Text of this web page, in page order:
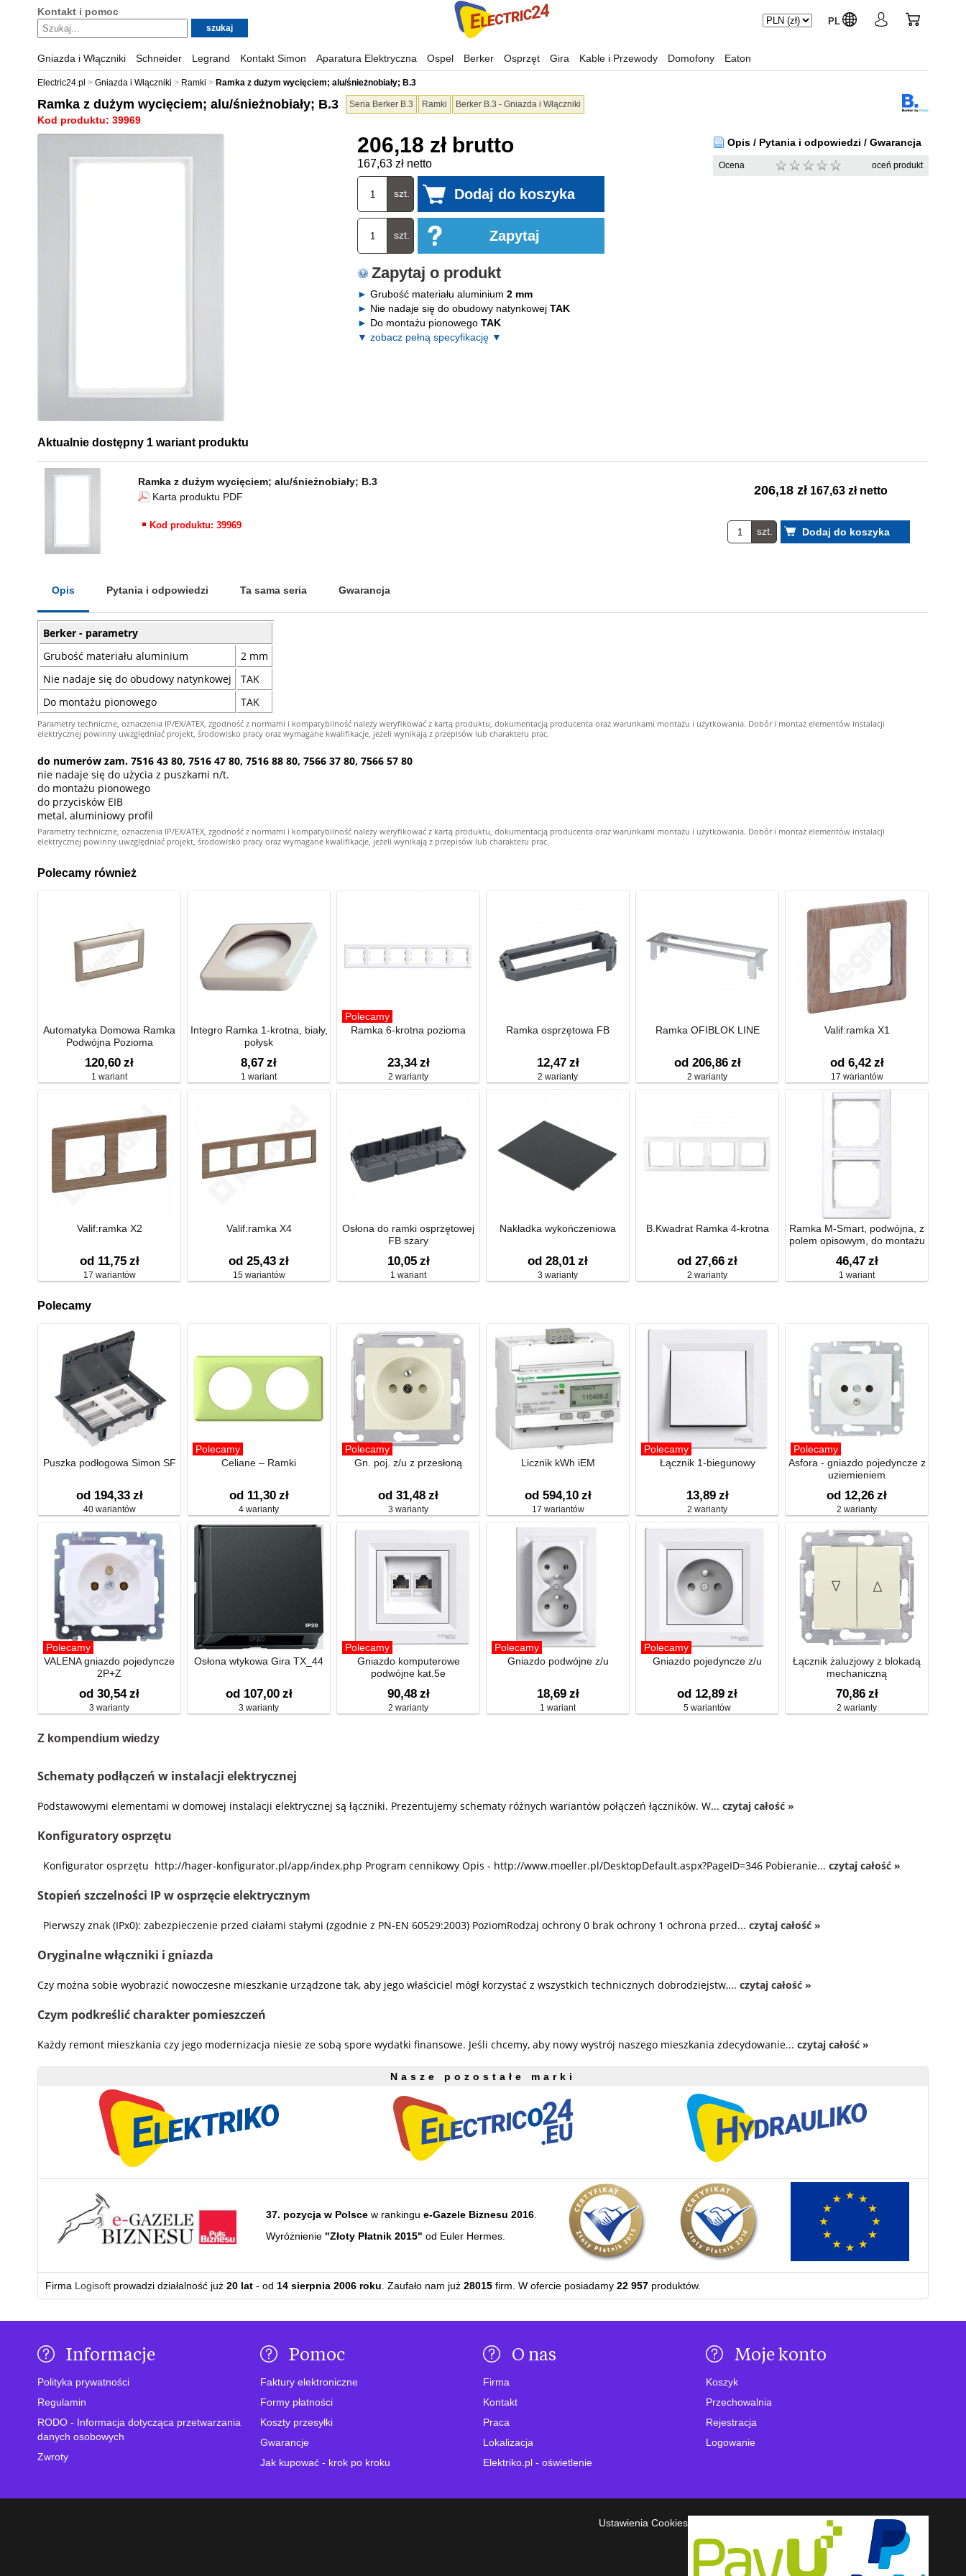
Kontakt i pomoc
PL
Gniazda i Włączniki Schneider Legrand Kontakt Simon Aparatura Elektryczna Ospel Berker Osprzęt Gira Kable i Przewody Domofony Eaton
Electric24.pl Gniazda i Włączniki Ramki Ramka z dużym wycięciem; alu/śnieżnobiały; B.3
Ramka z dużym wycięciem; alu/śnieżnobiały; B.3 Seria Berker B.3 Ramki Berker B.3 - Gniazda i Włączniki
Kod produktu: 39969
206,18 zł brutto
167,63 zł netto
szt.
szt.
Zapytaj o produkt
Grubość materiału aluminium 2 mm
Nie nadaje się do obudowy natynkowej TAK
Do montażu pionowego TAK
▼ zobacz pełną specyfikację ▼
Opis / Pytania i odpowiedzi / Gwarancja
Ocena oceń produkt
Aktualnie dostępny 1 wariant produktu
Ramka z dużym wycięciem; alu/śnieżnobiały; B.3
Karta produktu PDF
Kod produktu: 39969
206,18 zł 167,63 zł netto
szt.
Opis Pytania i odpowiedzi Ta sama seria Gwarancja
Berker - parametry
Grubość materiału aluminium
2 mm
Nie nadaje się do obudowy natynkowej
TAK
Do montażu pionowego
TAK
Parametry techniczne, oznaczenia IP/EX/ATEX, zgodność z normami i kompatybilność należy weryfikować z kartą produktu, dokumentacją producenta oraz warunkami montażu i użytkowania. Dobór i montaż elementów instalacji
elektrycznej powinny uwzględniać projekt, środowisko pracy oraz wymagane kwalifikacje, jeżeli wynikają z przepisów lub charakteru prac.
do numerów zam. 7516 43 80, 7516 47 80, 7516 88 80, 7566 37 80, 7566 57 80
nie nadaje się do użycia z puszkami n/t.
do montażu pionowego
do przycisków EIB
metal, aluminiowy profil
Parametry techniczne, oznaczenia IP/EX/ATEX, zgodność z normami i kompatybilność należy weryfikować z kartą produktu, dokumentacją producenta oraz warunkami montażu i użytkowania. Dobór i montaż elementów instalacji
elektrycznej powinny uwzględniać projekt, środowisko pracy oraz wymagane kwalifikacje, jeżeli wynikają z przepisów lub charakteru prac.
Polecamy również
Automatyka Domowa Ramka
Podwójna Pozioma
120,60 zł
1 wariant
Integro Ramka 1-krotna, biały,
połysk
8,67 zł
1 wariant
Polecamy
Ramka 6-krotna pozioma
23,34 zł
2 warianty
Ramka osprzętowa FB
12,47 zł
2 warianty
Ramka OFIBLOK LINE
od 206,86 zł
2 warianty
Valif:ramka X1
od 6,42 zł
17 wariantów
Valif:ramka X2
od 11,75 zł
17 wariantów
Valif:ramka X4
od 25,43 zł
15 wariantów
Osłona do ramki osprzętowej
FB szary
10,05 zł
1 wariant
Nakładka wykończeniowa
od 28,01 zł
3 warianty
B.Kwadrat Ramka 4-krotna
od 27,66 zł
2 warianty
Ramka M-Smart, podwójna, z
polem opisowym, do montażu
46,47 zł
1 wariant
Polecamy
Puszka podłogowa Simon SF
od 194,33 zł
40 wariantów
Polecamy
Celiane – Ramki
od 11,30 zł
4 warianty
Polecamy
Gn. poj. z/u z przesłoną
od 31,48 zł
3 warianty
Licznik kWh iEM
od 594,10 zł
17 wariantów
Polecamy
Łącznik 1-biegunowy
13,89 zł
2 warianty
Polecamy
Asfora - gniazdo pojedyncze z
uziemieniem
od 12,26 zł
2 warianty
Polecamy
VALENA gniazdo pojedyncze
2P+Z
od 30,54 zł
3 warianty
Osłona wtykowa Gira TX_44
od 107,00 zł
3 warianty
Polecamy
Gniazdo komputerowe
podwójne kat.5e
90,48 zł
2 warianty
Polecamy
Gniazdo podwójne z/u
18,69 zł
1 wariant
Polecamy
Gniazdo pojedyncze z/u
od 12,89 zł
5 wariantów
Łącznik żaluzjowy z blokadą
mechaniczną
70,86 zł
2 warianty
Z kompendium wiedzy
Schematy podłączeń w instalacji elektrycznej
Podstawowymi elementami w domowej instalacji elektrycznej są łączniki. Prezentujemy schematy różnych wariantów połączeń łączników. W... czytaj całość »
Konfiguratory osprzętu
Konfigurator osprzętu http://hager-konfigurator.pl/app/index.php Program cennikowy Opis - http://www.moeller.pl/DesktopDefault.aspx?PageID=346 Pobieranie... czytaj całość »
Stopień szczelności IP w osprzęcie elektrycznym
Pierwszy znak (IPx0): zabezpieczenie przed ciałami stałymi (zgodnie z PN-EN 60529:2003) PoziomRodzaj ochrony 0 brak ochrony 1 ochrona przed... czytaj całość »
Oryginalne włączniki i gniazda
Czy można sobie wyobrazić nowoczesne mieszkanie urządzone tak, aby jego właściciel mógł korzystać z wszystkich technicznych dobrodziejstw,... czytaj całość »
Czym podkreślić charakter pomieszczeń
Każdy remont mieszkania czy jego modernizacja niesie ze sobą spore wydatki finansowe. Jeśli chcemy, aby nowy wystrój naszego mieszkania zdecydowanie... czytaj całość »
Nasze pozostałe marki
37. pozycja w Polscew rankingu e-Gazele Biznesu 2016.
Wyróżnienie "Złoty Płatnik 2015" od Euler Hermes.
Firma Logisoft prowadzi działalność już 20 lat - od 14 sierpnia 2006 roku . Zaufało nam już 28015 firm. W ofercie posiadamy 22 957 produktów.
Informacje
Polityka prywatności
Regulamin
RODO - Informacja dotycząca przetwarzania
danych osobowych
Zwroty
Pomoc
Faktury elektroniczne
Formy płatności
Koszty przesyłki
Gwarancje
Jak kupować - krok po kroku
O nas
Firma
Kontakt
Praca
Lokalizacja
Elektriko.pl - oświetlenie
Moje konto
Koszyk
Przechowalnia
Rejestracja
Logowanie
Ustawienia Cookies